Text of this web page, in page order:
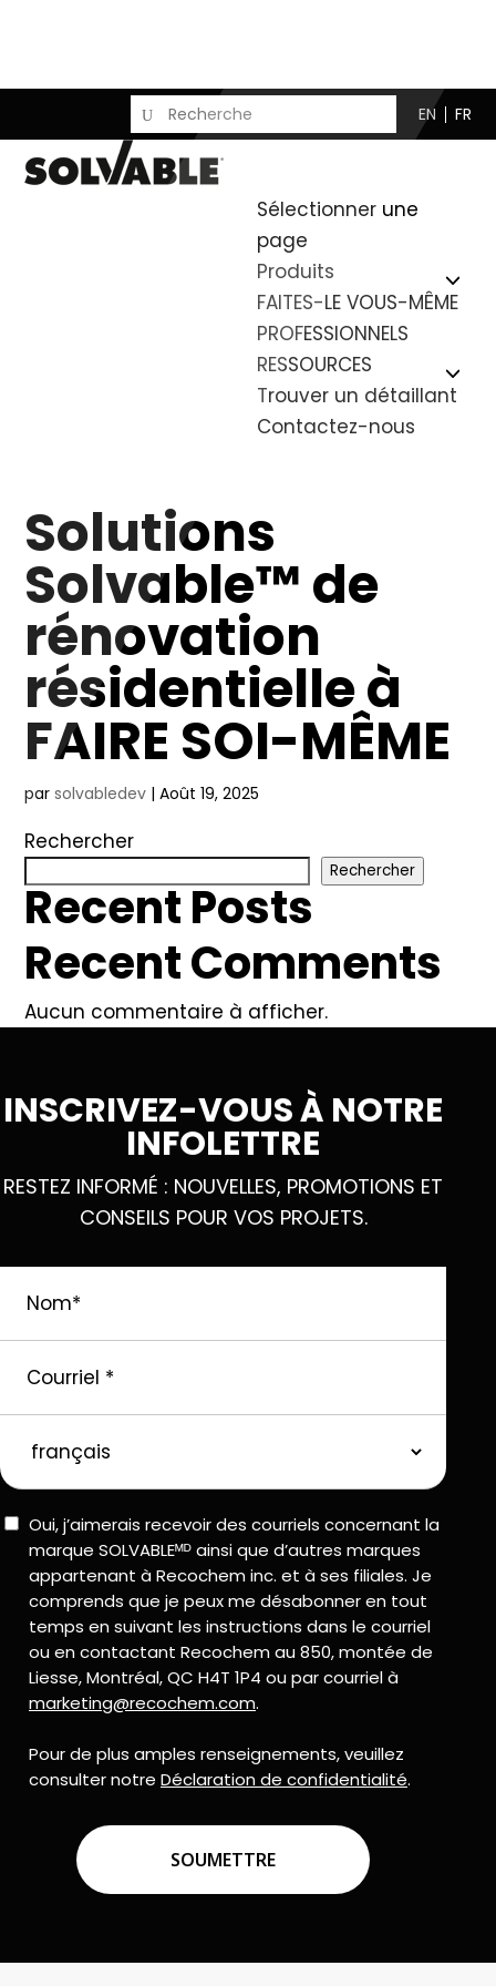
EN FR
Sélectionner une
page
Produits
FAITES-LE VOUS-MÊME
PROFESSIONNELS
RESSOURCES
Trouver un détaillant
Contactez-nous
Solutions
Solvable™ de
rénovation
résidentielle à
FAIRE SOI-MÊME
parsolvabledev |Août 19, 2025
Rechercher
Rechercher
Recent Posts
Recent Comments
Aucun commentaire à afficher.
INSCRIVEZ-VOUS À NOTRE
INFOLETTRE
RESTEZ INFORMÉ : NOUVELLES, PROMOTIONS ET
CONSEILS POUR VOS PROJETS.
préférée
Consent
Oui, j’aimerais recevoir des courriels concernant la
marque SOLVABLEᴹᴰ ainsi que d’autres marques
appartenant à Recochem inc. et à ses filiales. Je
comprends que je peux me désabonner en tout
temps en suivant les instructions dans le courriel
ou en contactant Recochem au 850, montée de
Liesse, Montréal, QC H4T 1P4 ou par courriel à
marketing@recochem.com.
Pour de plus amples renseignements, veuillez
consulter notre Déclaration de confidentialité.